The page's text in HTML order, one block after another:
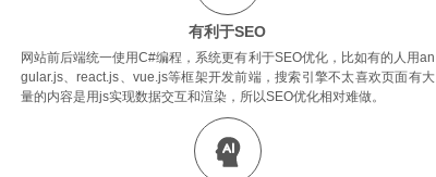
有利于SEO
网站前后端统一使用C#编程，系统更有利于SEO优化，比如有的人用an
gular.js、react.js、vue.js等框架开发前端，搜索引擎不太喜欢页面有大
量的内容是用js实现数据交互和渲染，所以SEO优化相对难做。